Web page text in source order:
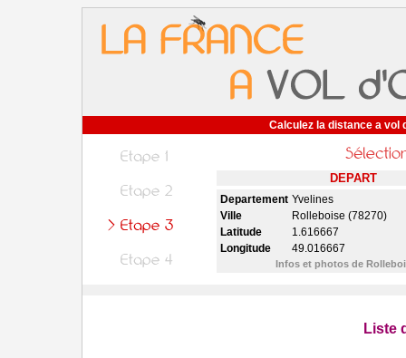
Calculez la distance a vol
DEPART
Departement Yvelines
Ville
Rolleboise (78270)
Latitude
1.616667
Longitude
49.016667
Infos et photos de
Liste